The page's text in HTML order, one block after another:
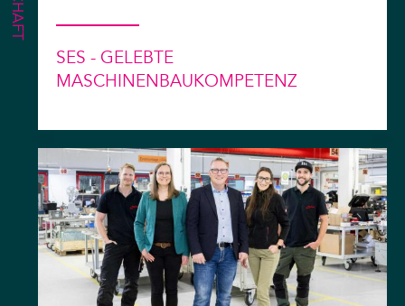
SES - GELEBTE
MASCHINENBAUKOMPETENZ